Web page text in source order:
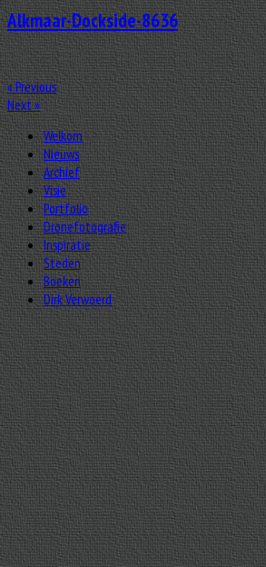
Alkmaar-Dockside-8636
«Previous
Next»
Welkom
Nieuws
Archief
Visie
Portfolio
Dronefotografie
Inspiratie
Steden
Boeken
Dirk Verwoerd